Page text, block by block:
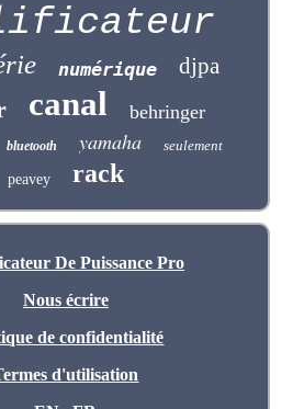
numérique djpa
canal behringer
bluetooth yamaha seulement
peavey rack
De Puissance Pro
Nous écrire
de confidentialité
d'utilisation